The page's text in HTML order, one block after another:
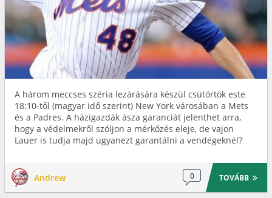
A három meccses széria lezárására készül csütörtök este
18:10-től (magyar idő szerint) New York városában a Mets
és a Padres. A házigazdák ásza garanciát jelenthet arra,
hogy a védelmekről szóljon a mérkőzés eleje, de vajon
Lauer is tudja majd ugyanezt garantálni a vendégeknél?
Andrew 0 TOVÁBB